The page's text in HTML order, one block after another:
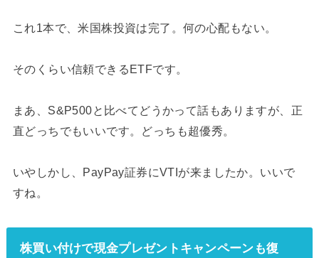
これ1本で、米国株投資は完了。何の心配もない。
そのくらい信頼できるETFです。
まあ、S&P500と比べてどうかって話もありますが、正
直どっちでもいいです。どっちも超優秀。
いやしかし、PayPay証券にVTIが来ましたか。いいで
すね。
株買い付けで現金プレゼントキャンペーンも復